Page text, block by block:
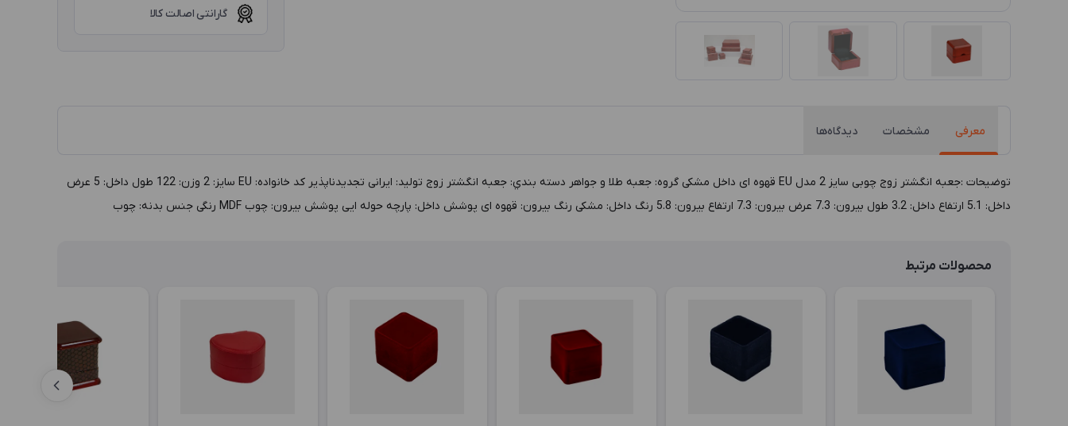
گارانتی اصالت کالا
معرفی مشخصات دیدگاه‌ها
توضيحات :جعبه انگشتر زوج چوبی سایز 2 مدل EU قهوه ای داخل مشکی گروه: جعبه طلا و جواهر دسته بندي: جعبه انگشتر زوج توليد: ایرانی تجدیدناپذیر کد خانواده: EU سايز: 2 وزن: 122 طول داخل: 5 عرض
داخل: 5.1 ارتفاع داخل: 3.2 طول بيرون: 7.3 عرض بيرون: 7.3 ارتفاع بيرون: 5.8 رنگ داخل: مشکی رنگ بيرون: قهوه ای پوشش داخل: پارچه حوله ایی پوشش بيرون: چوب MDF رنگی جنس بدنه: چوب
محصولات مرتبط